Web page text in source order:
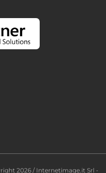
2026 / Internetimage.it Srl -